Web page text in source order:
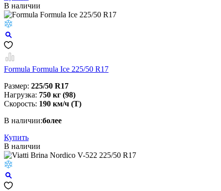
В наличии
Formula Formula Ice 225/50 R17
Размер: 225/50 R17
Нагрузка: 750 кг (98)
Скорость: 190 км/ч (T)
В наличии:более
Купить
В наличии